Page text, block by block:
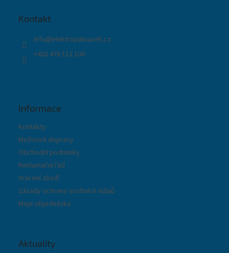
Kontakt
info@elektropaloucek.cz
+420 476 112 100
Informace
Kontakty
Možnosti dopravy
Obchodní podmínky
Reklamační řád
Vrácení zboží
Zásady ochrany osobních údajů
Moje objednávka
Aktuality